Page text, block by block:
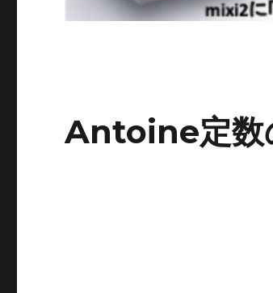
Antoine定数